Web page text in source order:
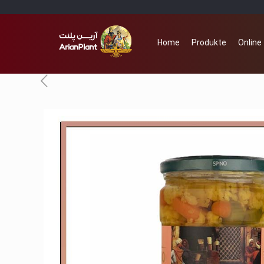
Home Produkte Online